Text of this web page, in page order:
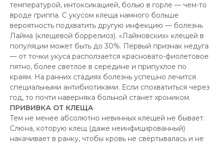
температурой, интоксикацией, болью в горле — чем-то
вроде гриппа. С укусом клеща намного больше
вероятность подхватить другую инфекцию — болезнь
Лайма (клещевой боррелиоз). «Лаймовских» клещей в
популяции может быть до 30%. Первый признак недуга
— от точки укуса расползается красновато-фиолетовое
пятно, более светлое в середине и припухлое по
краям. На ранних стадиях болезнь успешно лечится
специальными антибиотиками. Если спохватиться через
год, то почти наверняка больной станет хроником.
ПРИВИВКА ОТ КЛЕЩА
Тем не менее абсолютно невинных клещей не бывает.
Слюна, которую клещ (даже неинфицированный)
накачивает в ранку, чтобы кровь не свёртывалась и не